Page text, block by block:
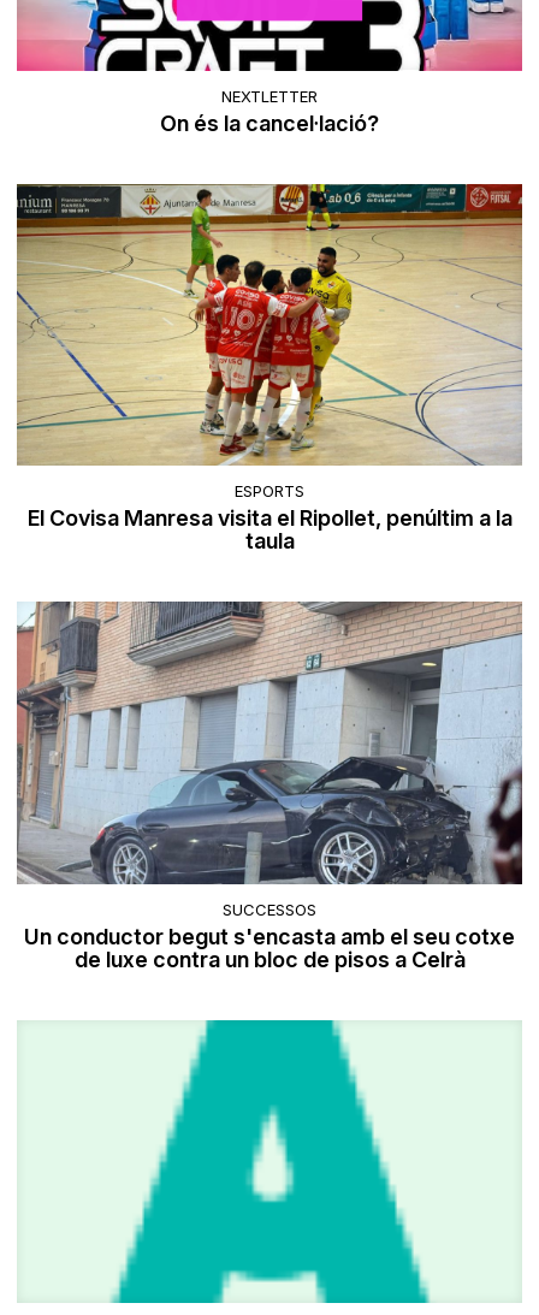
NEXTLETTER
On és la cancel·lació?
ESPORTS
El Covisa Manresa visita el Ripollet, penúltim a la
taula
SUCCESSOS
Un conductor begut s'encasta amb el seu cotxe
de luxe contra un bloc de pisos a Celrà